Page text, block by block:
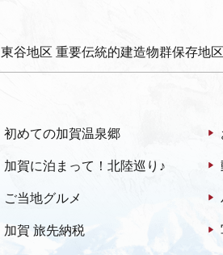
東谷地区 重要伝統的建造物群保存地
初めての加賀温泉郷
加賀に泊まって！北陸巡り♪
ご当地グルメ
加賀 旅先納税